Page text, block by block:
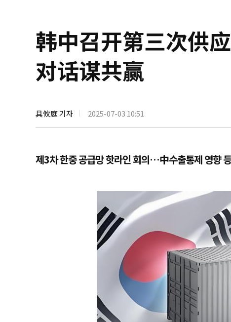
韩中召开第三次供
对话谋共赢
具攸庭 기자 2025-07-03 10:51
제3차 한중 공급망 핫라인 회의…中수출통제 영향